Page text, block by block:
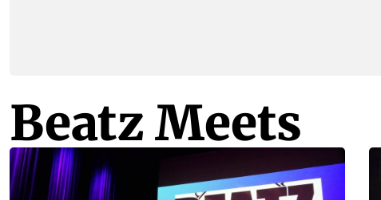
Beatz Meets